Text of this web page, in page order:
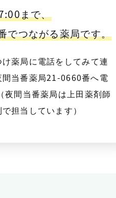
まで、
でつながる薬局です。
薬局に電話をしてみて連
当番薬局21-0660番へ電
夜間当番薬局は上田薬剤師
担当しています）